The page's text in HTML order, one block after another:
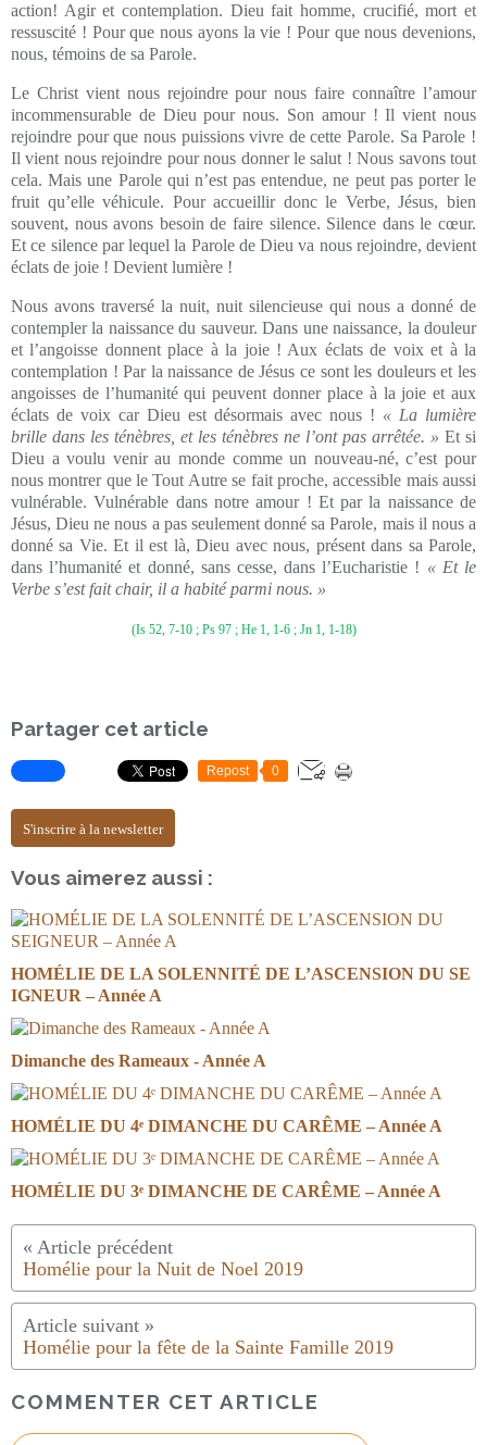
action! Agir et contemplation. Dieu fait homme, crucifié, mort et
ressuscité ! Pour que nous ayons la vie ! Pour que nous devenions,
nous, témoins de sa Parole.
Le Christ vient nous rejoindre pour nous faire connaître l’amour
incommensurable de Dieu pour nous. Son amour ! Il vient nous
rejoindre pour que nous puissions vivre de cette Parole. Sa Parole !
Il vient nous rejoindre pour nous donner le salut ! Nous savons tout
cela. Mais une Parole qui n’est pas entendue, ne peut pas porter le
fruit qu’elle véhicule. Pour accueillir donc le Verbe, Jésus, bien
souvent, nous avons besoin de faire silence. Silence dans le cœur.
Et ce silence par lequel la Parole de Dieu va nous rejoindre, devient
éclats de joie ! Devient lumière !
Nous avons traversé la nuit, nuit silencieuse qui nous a donné de
contempler la naissance du sauveur. Dans une naissance, la douleur
et l’angoisse donnent place à la joie ! Aux éclats de voix et à la
contemplation ! Par la naissance de Jésus ce sont les douleurs et les
angoisses de l’humanité qui peuvent donner place à la joie et aux
éclats de voix car Dieu est désormais avec nous ! « La lumière
brille dans les ténèbres, et les ténèbres ne l’ont pas arrêtée. » Et si
Dieu a voulu venir au monde comme un nouveau-né, c’est pour
nous montrer que le Tout Autre se fait proche, accessible mais aussi
vulnérable. Vulnérable dans notre amour ! Et par la naissance de
Jésus, Dieu ne nous a pas seulement donné sa Parole, mais il nous a
donné sa Vie. Et il est là, Dieu avec nous, présent dans sa Parole,
dans l’humanité et donné, sans cesse, dans l’Eucharistie ! « Et le
Verbe s’est fait chair, il a habité parmi nous. »
(Is 52, 7-10 ; Ps 97 ; He 1, 1-6 ; Jn 1, 1-18)
Partager cet article
Repost 0
S'inscrire à la newsletter
Vous aimerez aussi :
HOMÉLIE DE LA SOLENNITÉ DE L’ASCENSION DU SE
IGNEUR – Année A
Dimanche des Rameaux - Année A
HOMÉLIE DU 4ᵉ DIMANCHE DU CARÊME – Année A
HOMÉLIE DU 3ᵉ DIMANCHE DE CARÊME – Année A
Homélie pour la Nuit de Noel 2019
Homélie pour la fête de la Sainte Famille 2019
COMMENTER CET ARTICLE